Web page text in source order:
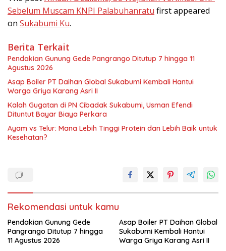
Sebelum Muscam KNPI Palabuhanratu first appeared
on Sukabumi Ku.
Berita Terkait
Pendakian Gunung Gede Pangrango Ditutup 7 hingga 11
Agustus 2026
Asap Boiler PT Daihan Global Sukabumi Kembali Hantui
Warga Griya Karang Asri II
Kalah Gugatan di PN Cibadak Sukabumi, Usman Efendi
Dituntut Bayar Biaya Perkara
Ayam vs Telur: Mana Lebih Tinggi Protein dan Lebih Baik untuk
Kesehatan?
Rekomendasi untuk kamu
Pendakian Gunung Gede
Pangrango Ditutup 7 hingga
11 Agustus 2026
Asap Boiler PT Daihan Global
Sukabumi Kembali Hantui
Warga Griya Karang Asri II